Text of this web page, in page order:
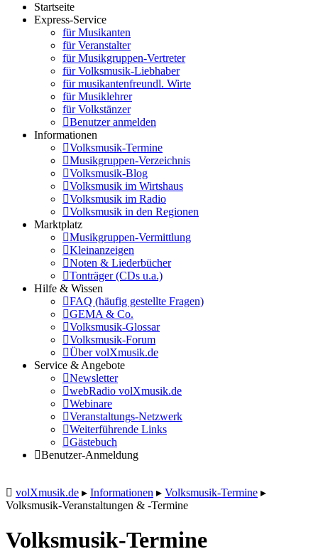
Startseite
Express-Service
für Musikanten
für Veranstalter
für Musikgruppen-Vertreter
für Volksmusik-Liebhaber
für musikantenfreundl. Wirte
für Musiklehrer
für Volkstänzer
Benutzer anmelden
Informationen
Volksmusik-Termine
Musikgruppen-Verzeichnis
Volksmusik-Blog
Volksmusik im Wirtshaus
Volksmusik im Radio
Volksmusik in den Regionen
Marktplatz
Musikgruppen-Vermittlung
Kleinanzeigen
Noten & Liederbücher
Tonträger (CDs u.a.)
Hilfe & Wissen
FAQ (häufig gestellte Fragen)
GEMA & Co.
Volksmusik-Glossar
Volksmusik-Forum
Über volXmusik.de
Service & Angebote
Newsletter
webRadio volXmusik.de
Webinare
Veranstaltungs-Netzwerk
Weiterführende Links
Gästebuch
Benutzer-Anmeldung
volXmusik.de ▸ Informationen ▸ Volksmusik-Termine ▸
Volksmusik-Veranstaltungen & -Termine
Volksmusik-Termine